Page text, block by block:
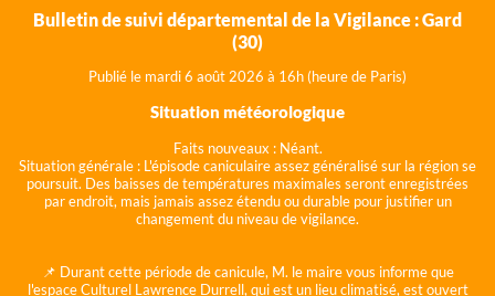
Bulletin de suivi départemental de la Vigilance : Gard
(30)
Publié le mardi 6 août 2026 à 16h (heure de Paris)
Situation météorologique
Faits nouveaux : Néant.
Situation générale : L'épisode caniculaire assez généralisé sur la région se
poursuit. Des baisses de températures maximales seront enregistrées
par endroit, mais jamais assez étendu ou durable pour justifier un
changement du niveau de vigilance.
📌 Durant cette période de canicule, M. le maire vous informe que
l'espace Culturel Lawrence Durrell, qui est un lieu climatisé, est ouvert